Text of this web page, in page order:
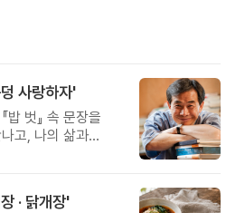
사랑하자'
밥 벗』 속 문장을
고, 나의 삶과
· 닭개장'